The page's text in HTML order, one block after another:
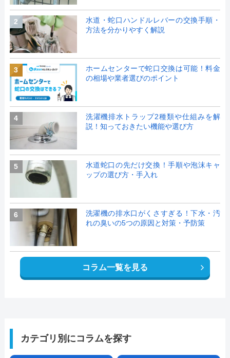
2
水道・蛇口ハンドルレバーの交換手順・
方法を分かりやすく解説
3
ホームセンターで蛇口交換は可能！料金
の相場や業者選びのポイント
4
洗濯機排水トラップ2種類や仕組みを解
説！知っておきたい機能や選び方
5
水道蛇口の先だけ交換！手順や泡沫キャ
ップの選び方・手入れ
6
洗濯機の排水口がくさすぎる！下水・汚
れの臭いの5つの原因と対策・予防策
コラム一覧を見る
カテゴリ別にコラムを探す